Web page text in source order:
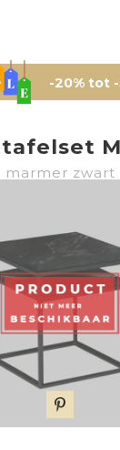
-20% tot -50%
marmer zwart